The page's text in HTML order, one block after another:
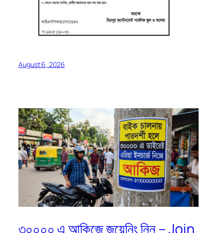
August 6, 2026
৩০০০০ এ আকিজে জয়েনিং নিন – Join